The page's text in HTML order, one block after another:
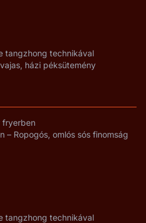
tangzhong technikával
házi péksütemény
fryerben
– Ropogós, omlós sós finomság
tangzhong technikával